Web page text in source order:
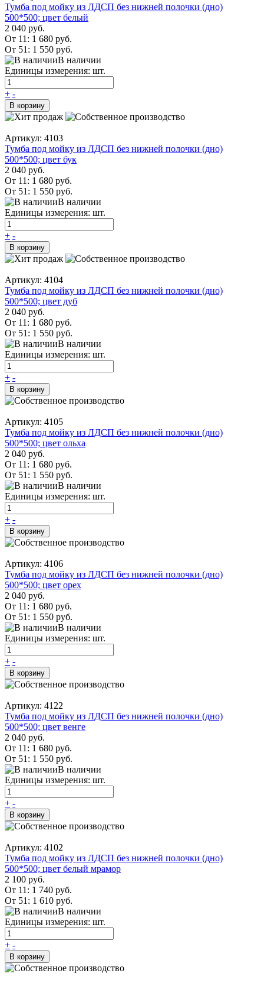
Тумба под мойку из ЛДСП без нижней полочки (дно)
500*500; цвет белый
2 040 руб.
От 11: 1 680 руб.
От 51: 1 550 руб.
В наличии
Единицы измерения: шт.
+ -
В корзину
Артикул: 4103
Тумба под мойку из ЛДСП без нижней полочки (дно)
500*500; цвет бук
2 040 руб.
От 11: 1 680 руб.
От 51: 1 550 руб.
В наличии
Единицы измерения: шт.
+ -
В корзину
Артикул: 4104
Тумба под мойку из ЛДСП без нижней полочки (дно)
500*500; цвет дуб
2 040 руб.
От 11: 1 680 руб.
От 51: 1 550 руб.
В наличии
Единицы измерения: шт.
+ -
В корзину
Артикул: 4105
Тумба под мойку из ЛДСП без нижней полочки (дно)
500*500; цвет ольха
2 040 руб.
От 11: 1 680 руб.
От 51: 1 550 руб.
В наличии
Единицы измерения: шт.
+ -
В корзину
Артикул: 4106
Тумба под мойку из ЛДСП без нижней полочки (дно)
500*500; цвет орех
2 040 руб.
От 11: 1 680 руб.
От 51: 1 550 руб.
В наличии
Единицы измерения: шт.
+ -
В корзину
Артикул: 4122
Тумба под мойку из ЛДСП без нижней полочки (дно)
500*500; цвет венге
2 040 руб.
От 11: 1 680 руб.
От 51: 1 550 руб.
В наличии
Единицы измерения: шт.
+ -
В корзину
Артикул: 4102
Тумба под мойку из ЛДСП без нижней полочки (дно)
500*500; цвет белый мрамор
2 100 руб.
От 11: 1 740 руб.
От 51: 1 610 руб.
В наличии
Единицы измерения: шт.
+ -
В корзину